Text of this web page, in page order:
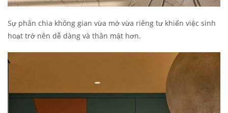
Sự phân chia không gian vừa mở vừa riêng tư khiến việc sinh
hoạt trở nên dễ dàng và thân mật hơn.